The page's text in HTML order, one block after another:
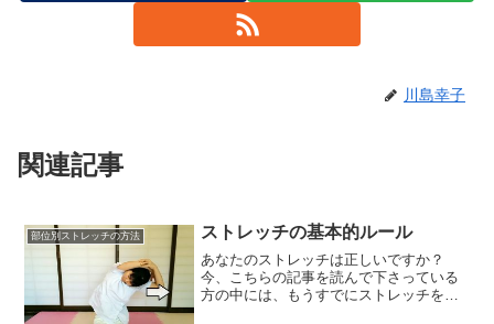
川島幸子
関連記事
部位別ストレッチの方法 ストレッチの基本的ルール
あなたのストレッチは正しいですか？
今、こちらの記事を読んで下さっている
方の中には、もうすでにストレッチをし